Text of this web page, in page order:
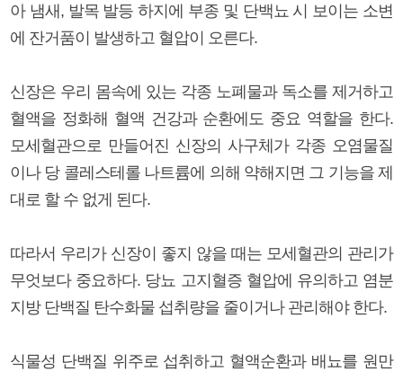
아 냄새, 발목 발등 하지에 부종 및 단백뇨 시 보이는 소변
에 잔거품이 발생하고 혈압이 오른다.
신장은 우리 몸속에 있는 각종 노폐물과 독소를 제거하고
혈액을 정화해 혈액 건강과 순환에도 중요 역할을 한다.
모세혈관으로 만들어진 신장의 사구체가 각종 오염물질
이나 당 콜레스테롤 나트륨에 의해 약해지면 그 기능을 제
대로 할 수 없게 된다.
따라서 우리가 신장이 좋지 않을 때는 모세혈관의 관리가
무엇보다 중요하다. 당뇨 고지혈증 혈압에 유의하고 염분
지방 단백질 탄수화물 섭취량을 줄이거나 관리해야 한다.
식물성 단백질 위주로 섭취하고 혈액순환과 배뇨를 원만